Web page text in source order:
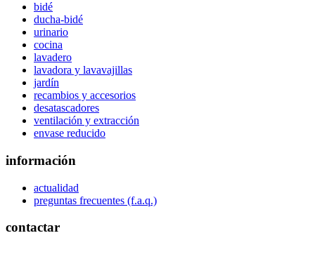
bidé
ducha-bidé
urinario
cocina
lavadero
lavadora y lavavajillas
jardín
recambios y accesorios
desatascadores
ventilación y extracción
envase reducido
información
actualidad
preguntas frecuentes (f.a.q.)
contactar